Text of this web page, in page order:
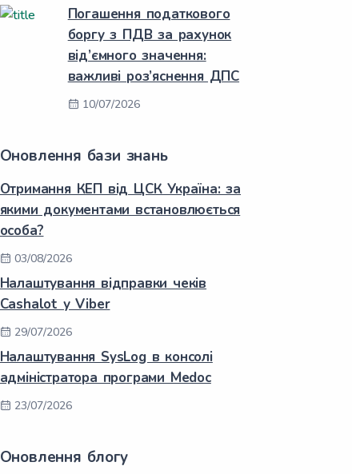
Погашення податкового
боргу з ПДВ за рахунок
від’ємного значення:
важливі роз’яснення ДПС
10/07/2026
Оновлення бази знань
Отримання КЕП від ЦСК Україна: за
якими документами встановлюється
особа?
03/08/2026
Налаштування відправки чеків
Cashalot у Viber
29/07/2026
Налаштування SysLog в консолі
адміністратора програми Medoc
23/07/2026
Оновлення блогу